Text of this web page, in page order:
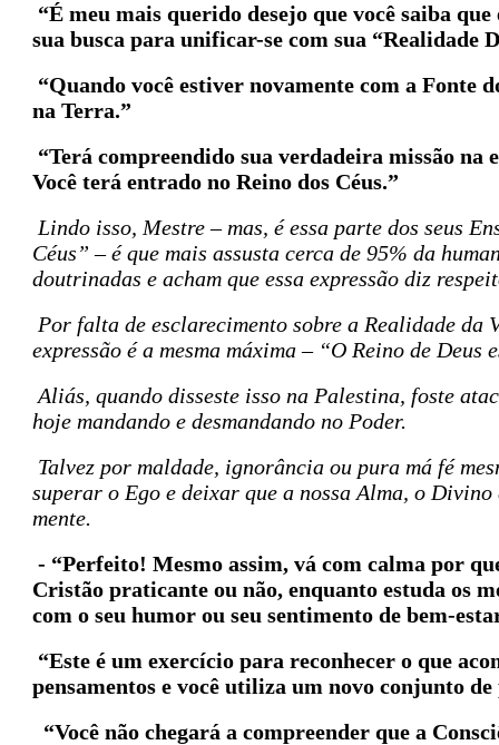
“É meu mais querido desejo que você saiba
sua busca para unificar-se com sua “Realidade
“Quando você estiver novamente com a Fonte
na Terra.”
“Terá compreendido sua verdadeira missão na
Você terá entrado no Reino dos Céus.”
Lindo isso, Mestre – mas, é essa parte dos seus
Céus” – é que mais assusta cerca de 95% da
doutrinadas e acham que essa expressão diz
Por falta de esclarecimento sobre a Realidade da
expressão é a mesma máxima – “O Reino de Deus
Aliás, quando disseste isso na Palestina, foste
hoje mandando e desmandando no Poder.
Talvez por maldade, ignorância ou pura má fé
superar o Ego e deixar que a nossa Alma, o
mente.
- “Perfeito! Mesmo assim, vá com calma por
Cristão praticante ou não, enquanto estuda os
com o seu humor ou seu sentimento de bem-
“Este é um exercício para reconhecer o que
pensamentos e você utiliza um novo conjunto
“Você não chegará a compreender que a